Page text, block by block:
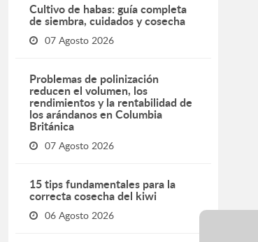
Cultivo de habas: guía completa
de siembra, cuidados y cosecha
07 Agosto 2026
Problemas de polinización
reducen el volumen, los
rendimientos y la rentabilidad de
los arándanos en Columbia
Británica
07 Agosto 2026
15 tips fundamentales para la
correcta cosecha del kiwi
06 Agosto 2026